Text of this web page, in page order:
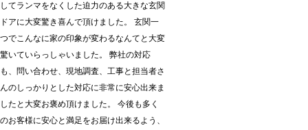
してランマをなくした迫力のある大きな玄関
ドアに大変驚き喜んで頂けました。 玄関一
つでこんなに家の印象が変わるなんてと大変
驚いていらっしゃいました。 弊社の対応
も、問い合わせ、現地調査、工事と担当者さ
んのしっかりとした対応に非常に安心出来ま
したと大変お褒め頂けました。 今後も多く
のお客様に安心と満足をお届け出来るよう、